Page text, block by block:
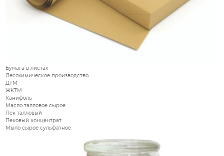
Бумага в листах
Лесохимическое производство
ДТМ
ЖКТМ
Канифоль
Масло талловое сырое
Пек талловый
Пековый концентрат
Мыло сырое сульфатное